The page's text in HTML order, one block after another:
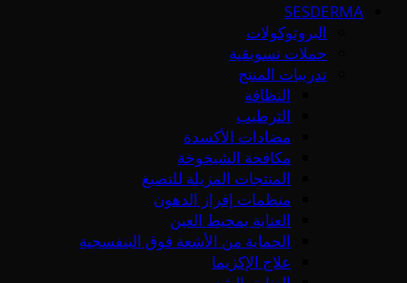
SESDERMA
البروتوكولات
حملات تسويقية
تدريبات المنتج
النظافة
الترطيب
مضادات الأكسدة
مكافحة الشيخوخة
المنتجات المزيلة للتصبغ
منظمات إفراز الدهون
العناية بمحيط العين
الحماية من الأشعة فوق البنفسجية
علاج الإكزيما